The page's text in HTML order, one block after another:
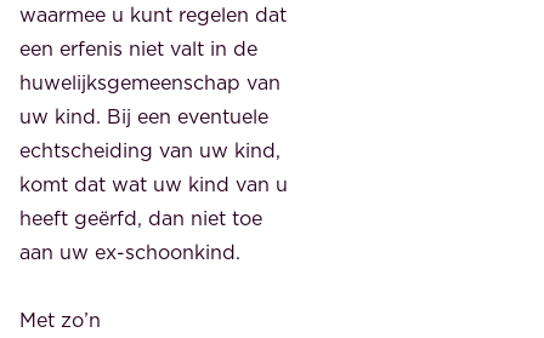
waarmee u kunt regelen dat
een erfenis niet valt in de
huwelijksgemeenschap van
uw kind. Bij een eventuele
echtscheiding van uw kind,
komt dat wat uw kind van u
heeft geërfd, dan niet toe
aan uw ex-schoonkind.
Met zo’n